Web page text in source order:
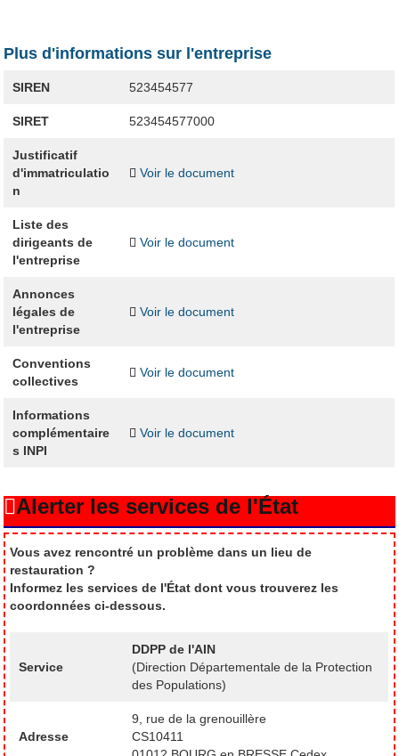
Plus d'informations sur l'entreprise
SIREN 523454577
SIRET 523454577000
Justificatif
d'immatriculatio
n
Voir le document
Liste des
dirigeants de
l'entreprise
Voir le document
Annonces
légales de
l'entreprise
Voir le document
Conventions
collectives
Voir le document
Informations
complémentaire
s INPI
Voir le document
Alerter les services de l'État
Vous avez rencontré un problème dans un lieu de
restauration ?
Informez les services de l'État dont vous trouverez les
coordonnées ci-dessous.
Service
DDPP de l'AIN
(Direction Départementale de la Protection
des Populations)
Adresse
9, rue de la grenouillère
CS10411